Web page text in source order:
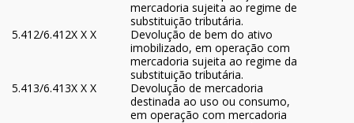
mercadoria sujeita ao regime de
substituição tributária.
5.412/6.412X X X
Devolução de bem do ativo
imobilizado, em operação com
mercadoria sujeita ao regime da
substituição tributária.
5.413/6.413X X X
Devolução de mercadoria
destinada ao uso ou consumo,
em operação com mercadoria